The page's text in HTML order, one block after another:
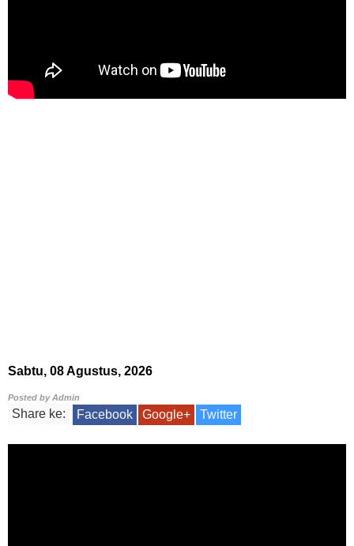
Sabtu, 08 Agustus, 2026
Posted byAdmin
Share ke: Facebook Google+ Twitter